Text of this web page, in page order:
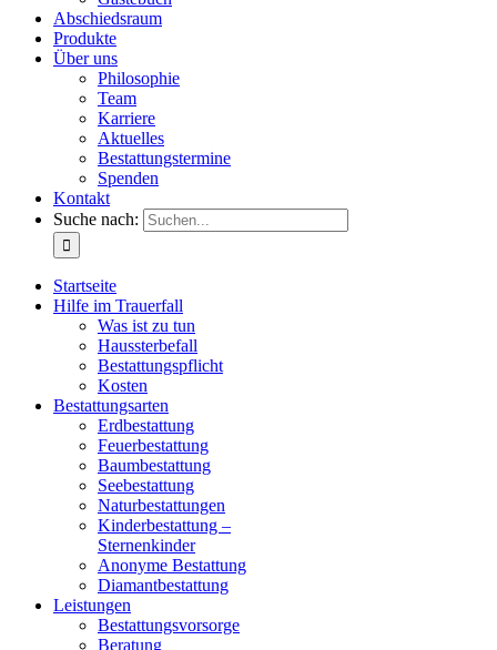
Abschiedsraum
Produkte
Über uns
Philosophie
Team
Karriere
Aktuelles
Bestattungstermine
Spenden
Kontakt
Suche nach:
Startseite
Hilfe im Trauerfall
Was ist zu tun
Haussterbefall
Bestattungspflicht
Kosten
Bestattungsarten
Erdbestattung
Feuerbestattung
Baumbestattung
Seebestattung
Naturbestattungen
Kinderbestattung –
Sternenkinder
Anonyme Bestattung
Diamantbestattung
Leistungen
Bestattungsvorsorge
Beratung